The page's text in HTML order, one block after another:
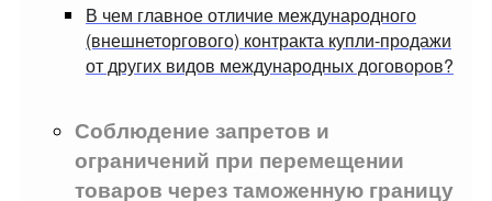
В чем главное отличие международного
(внешнеторгового) контракта купли-продажи
от других видов международных договоров?
Соблюдение запретов и
ограничений при перемещении
товаров через таможенную границу